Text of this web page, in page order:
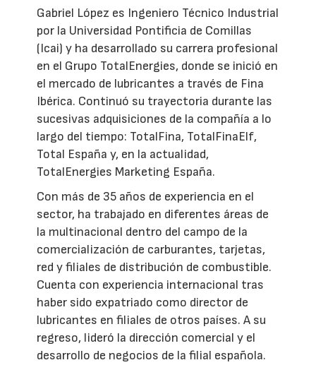
Gabriel López es Ingeniero Técnico Industrial
por la Universidad Pontificia de Comillas
(Icai) y ha desarrollado su carrera profesional
en el Grupo TotalEnergies, donde se inició en
el mercado de lubricantes a través de Fina
Ibérica. Continuó su trayectoria durante las
sucesivas adquisiciones de la compañía a lo
largo del tiempo: TotalFina, TotalFinaElf,
Total España y, en la actualidad,
TotalEnergies Marketing España.
Con más de 35 años de experiencia en el
sector, ha trabajado en diferentes áreas de
la multinacional dentro del campo de la
comercialización de carburantes, tarjetas,
red y filiales de distribución de combustible.
Cuenta con experiencia internacional tras
haber sido expatriado como director de
lubricantes en filiales de otros países. A su
regreso, lideró la dirección comercial y el
desarrollo de negocios de la filial española.